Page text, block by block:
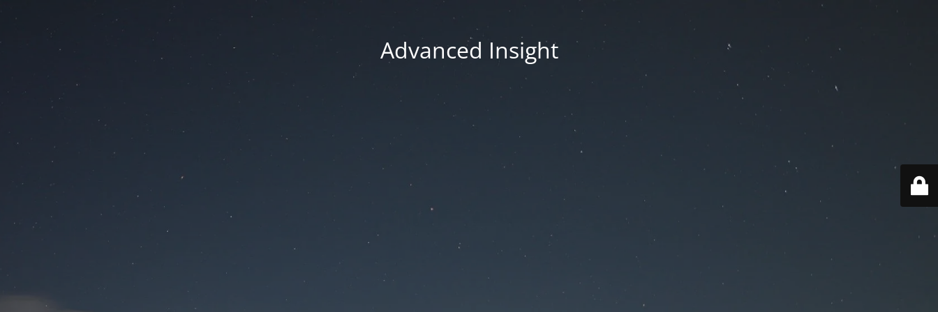
Advanced Insight